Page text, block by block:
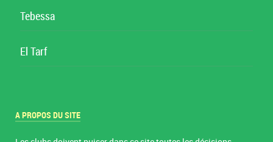
Tebessa
El Tarf
A PROPOS DU SITE